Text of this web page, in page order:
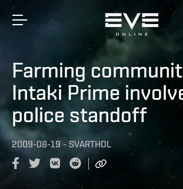
Farming
Intaki Prime
police standoff
2009-08-19 - SVARTHOL